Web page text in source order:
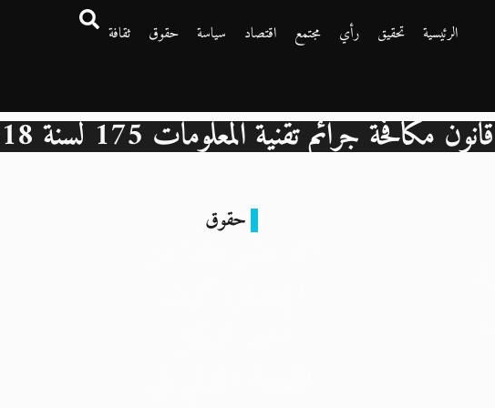
الرئيسية تحقيق رأي مجتمع اقتصاد سياسة حقوق
ثقافة
قانون مكافحة جرائم تقنية المعلومات 175 لسنة 2018
حقوق